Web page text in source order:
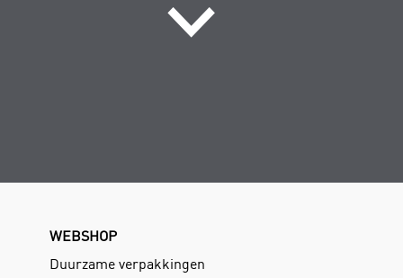
WEBSHOP
Duurzame verpakkingen